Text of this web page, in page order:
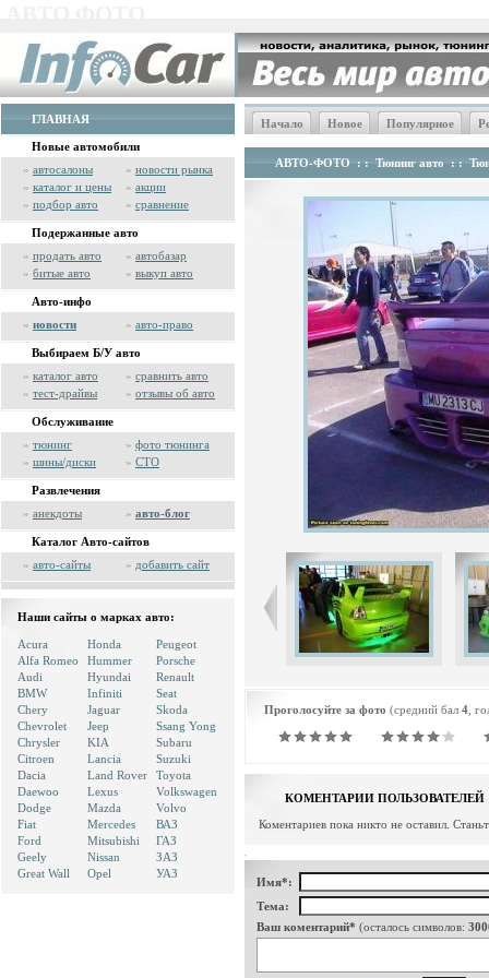
ГЛАВНАЯ
Новые автомобили
» автосалоны » новости рынка
» каталог и цены » акции
» подбор авто » сравнение
Подержанные авто
» продать авто » автобазар
» битые авто » выкуп авто
Авто-инфо
» новости » авто-право
Выбираем Б/У авто
» каталог авто » сравнить авто
» тест-драйвы » отзывы об авто
Обслуживание
» тюнинг » фото тюнинга
» шины/диски » СТО
Развлечения
» анекдоты » авто-блог
Каталог Авто-сайтов
» авто-сайты » добавить сайт
Наши сайты о марках авто:
Acura
Alfa Romeo
Audi
BMW
Chery
Chevrolet
Chrysler
Citroen
Dacia
Daewoo
Dodge
Fiat
Ford
Geely
Great Wall
Honda
Hummer
Hyundai
Infiniti
Jaguar
Jeep
KIA
Lancia
Land Rover
Lexus
Mazda
Mercedes
Mitsubishi
Nissan
Opel
Peugeot
Porsche
Renault
Seat
Skoda
Ssang Yong
Subaru
Suzuki
Toyota
Volkswagen
Volvo
ВАЗ
ГАЗ
ЗАЗ
УАЗ
Начало Новое Популярное
АВТО-ФОТО : : Тюнинг авто : :
Проголосуйте за фото (средний бал 4 ,
КОМЕНТАРИИ ПОЛЬЗОВАТЕЛЕЙ
Коментариев пока никто не оставил.
Имя*:
Тема:
Ваш коментарий* (осталось символов: